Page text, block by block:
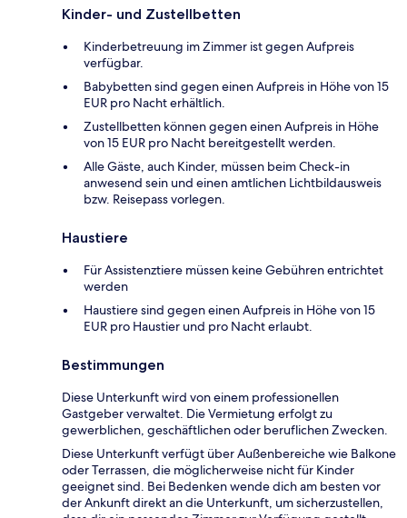
Kinder- und Zustellbetten
Kinderbetreuung im Zimmer ist gegen Aufpreis
verfügbar.
Babybetten sind gegen einen Aufpreis in Höhe von 15
EUR pro Nacht erhältlich.
Zustellbetten können gegen einen Aufpreis in Höhe
von 15 EUR pro Nacht bereitgestellt werden.
Alle Gäste, auch Kinder, müssen beim Check-in
anwesend sein und einen amtlichen Lichtbildausweis
bzw. Reisepass vorlegen.
Haustiere
Für Assistenztiere müssen keine Gebühren entrichtet
werden
Haustiere sind gegen einen Aufpreis in Höhe von 15
EUR pro Haustier und pro Nacht erlaubt.
Bestimmungen
Diese Unterkunft wird von einem professionellen
Gastgeber verwaltet. Die Vermietung erfolgt zu
gewerblichen, geschäftlichen oder beruflichen Zwecken.
Diese Unterkunft verfügt über Außenbereiche wie Balkone
oder Terrassen, die möglicherweise nicht für Kinder
geeignet sind. Bei Bedenken wende dich am besten vor
der Ankunft direkt an die Unterkunft, um sicherzustellen,